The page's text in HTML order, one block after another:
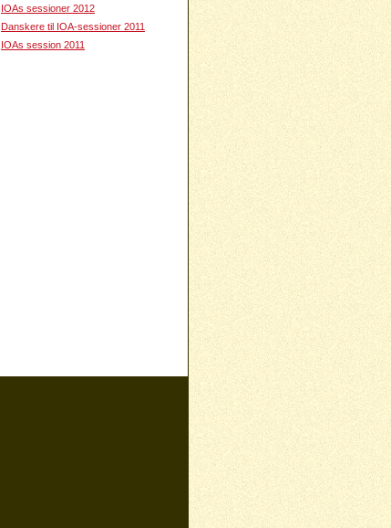
IOAs sessioner 2012
Danskere til IOA-sessioner 2011
IOAs session 2011